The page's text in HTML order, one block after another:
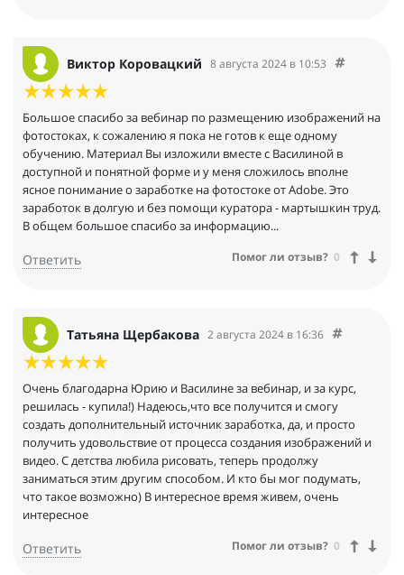
Виктор Коровацкий 8 августа 2024 в 10:53
Большое спасибо за вебинар по размещению изображений на
фотостоках, к сожалению я пока не готов к еще одному
обучению. Материал Вы изложили вместе с Василиной в
доступной и понятной форме и у меня сложилось вполне
ясное понимание о заработке на фотостоке от Adobe. Это
заработок в долгую и без помощи куратора - мартышкин труд.
В общем большое спасибо за информацию...
Ответить Помог ли отзыв? 0
Татьяна Щербакова 2 августа 2024 в 16:36
Очень благодарна Юрию и Василине за вебинар, и за курс,
решилась - купила!) Надеюсь,что все получится и смогу
создать дополнительный источник заработка, да, и просто
получить удовольствие от процесса создания изображений и
видео. С детства любила рисовать, теперь продолжу
заниматься этим другим способом. И кто бы мог подумать,
что такое возможно) В интересное время живем, очень
интересное
Ответить Помог ли отзыв? 0